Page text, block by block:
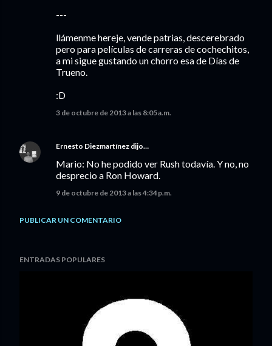
---
llámenme hereje, vende patrias, descerebrado
pero para películas de carreras de cochechitos,
a mi sigue gustando un chorro esa de Días de
Trueno.
:D
3 de octubre de 2013 a las 8:05 a.m.
Ernesto Diezmartínez dijo…
Mario: No he podido ver Rush todavía. Y no, no
desprecio a Ron Howard.
9 de octubre de 2013 a las 4:34 p.m.
PUBLICAR UN COMENTARIO
ENTRADAS POPULARES